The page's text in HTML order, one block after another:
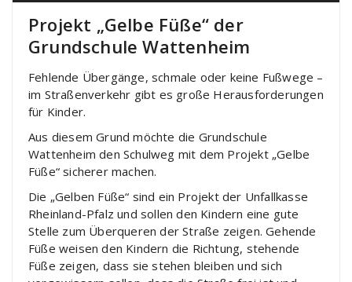
Projekt „Gelbe Füße“ der
Grundschule Wattenheim
Fehlende Übergänge, schmale oder keine Fußwege –
im Straßenverkehr gibt es große Herausforderungen
für Kinder.
Aus diesem Grund möchte die Grundschule
Wattenheim den Schulweg mit dem Projekt „Gelbe
Füße“ sicherer machen.
Die „Gelben Füße“ sind ein Projekt der Unfallkasse
Rheinland-Pfalz und sollen den Kindern eine gute
Stelle zum Überqueren der Straße zeigen. Gehende
Füße weisen den Kindern die Richtung, stehende
Füße zeigen, dass sie stehen bleiben und sich